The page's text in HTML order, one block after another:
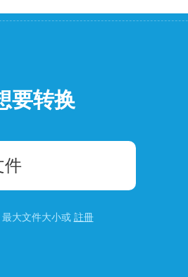
要转换
件
大文件大小或 註冊